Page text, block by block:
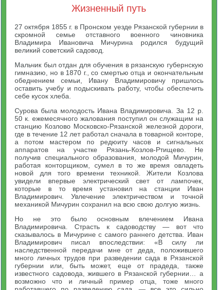
Жизненный путь
27 октября 1855 г. в Пронском уезде Рязанской губернии в
скромной семье отставного военного чиновника
Владимира Ивановича Мичурина родился будущий
великий советский садовод.
Мальчик был отдан для обучения в рязанскую губернскую
гимназию, но в 1870 г., со смертью отца и окончательным
обеднением семьи, Ивану Владимировичу пришлось
оставить учебу и подыскивать работу, чтобы обеспечить
себе кусок хлеба.
Сурова была молодость Ивана Владимировича. За 12 р.
50 к. ежемесячного жалования поступил он служащим на
станцию Козлово Московско-Рязанской железной дороги,
где в течение 12 лет работал сначала в товарной конторе,
а потом мастером по редюиту часов и сигнальных
аппаратов на участке Рязань-Козлов-Ртищево. Не
получив специального образования, молодой Мичурин,
работая конторщиком, сумел в то же время овладеть
новой для того времени техникой. Жители Козлова
увидели впервые электрический свет от лампочек,
которые в то время установил на станции Иван
Владимирович. Увлечение электричеством и точной
механикой Мичурин сохранил на всю свою долгую жизнь.
Но не это было основным влечением Ивана
Владимировича. Страсть к садоводству — вот что
сказывалось в Мичурине с самого раннего детства. Иван
Владимирович писал впоследствии: «В силу ли
наследственной передачи мне от деда, положившего
много личных трудов при разведении сада в Рязанской
губернии или, быть может, еще от прадеда, также
известного садовода, жившего в Рязанской губернии… а
возможно что и личный пример отца, тоже много